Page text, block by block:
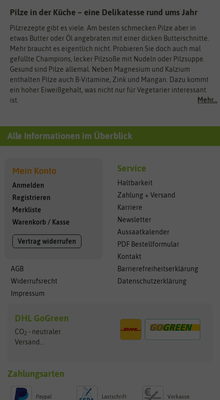
Mehr...
Pilze in der Küche – eine Delikatesse rund ums Jahr
Pilzrezepte gibt es viele. Am besten schmecken Pilze aber in
etwas Butter oder Öl angebraten mit einer dicken Butterschnitte.
Mehr braucht es eigentlich nicht. Probieren Sie doch auch mal
gefüllte Champions, lecker Pilzsoße mit Nudeln oder Pilzsuppe.
Gesund sind Pilze allemal. Neben Magnesium und Kalzium
enthalten Pilze auch B-Vitamine, Zink und Mangan. Dazu kommt
ein hoher Eiweißgehalt, was nicht nur für Vegetarier interessant
ist.
Alle Informationen im Überblick
Mein Konto
Anmelden
Registrieren
Merkliste
Warenkorb / Kasse
Vertrag widerrufen
AGB
Widerrufsrecht
Impressum
Service
Haltbarkeit
Zahlung + Versand
Karriere
Newsletter
Aussaatkalender
PDF Bestellformular
Kontakt
Barrierefreiheitserklärung
Datenschutzerklärung
DHL GoGreen
CO2 - neutraler
Versand...
Zahlungsarten
Paypal Lastschrift Vorkasse